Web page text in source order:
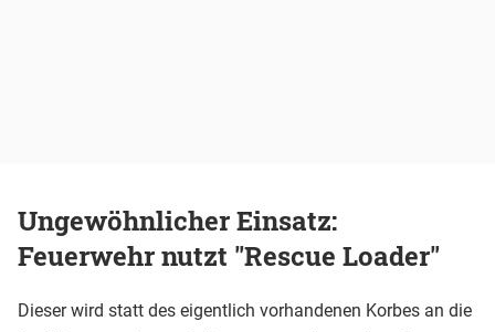
Ungewöhnlicher Einsatz:
Feuerwehr nutzt "Rescue Loader"
Dieser wird statt des eigentlich vorhandenen Korbes an die